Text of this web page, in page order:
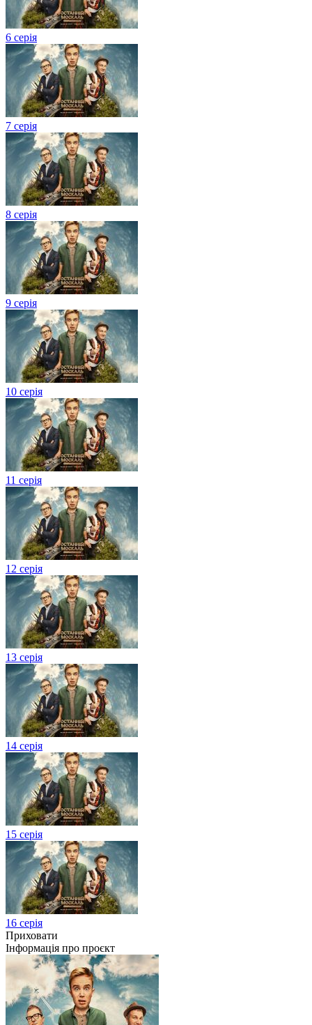
6 серія
7 серія
8 серія
9 серія
10 серія
11 серія
12 серія
13 серія
14 серія
15 серія
16 серія
Приховати
Інформація про проєкт